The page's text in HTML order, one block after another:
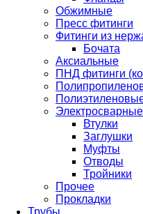
Обжимные
Пресс фитинги
Фитинги из
Бочата
Аксиальные
ПНД фитинги
Электросварные
Втулки
Заглушки
Муфты
Отводы
Тройники
Прочее
Прокладки